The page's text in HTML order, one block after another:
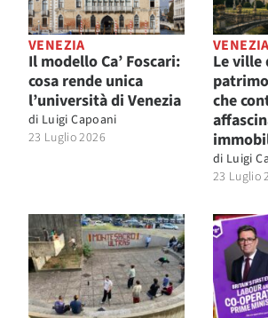
VENEZIA
Il modello Ca’ Foscari:
cosa rende unica
l’università di Venezia
di Luigi Capoani
23 Luglio 2026
VENEZIA
Le ville
che
di Luigi
23 Luglio